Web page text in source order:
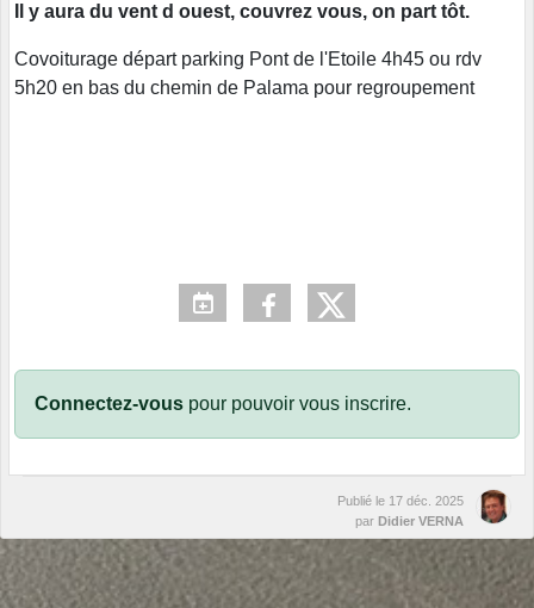
Il y aura du vent d ouest, couvrez vous, on part tôt.
Covoiturage départ parking Pont de l'Etoile 4h45 ou rdv
5h20 en bas du chemin de Palama pour regroupement
Connectez-vous pour pouvoir vous inscrire.
Publié le 17 déc. 2025
par Didier VERNA